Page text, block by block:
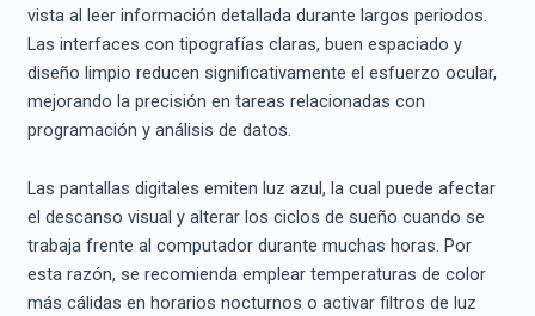
vista al leer información detallada durante largos periodos.
Las interfaces con tipografías claras, buen espaciado y
diseño limpio reducen significativamente el esfuerzo ocular,
mejorando la precisión en tareas relacionadas con
programación y análisis de datos.
Las pantallas digitales emiten luz azul, la cual puede afectar
el descanso visual y alterar los ciclos de sueño cuando se
trabaja frente al computador durante muchas horas. Por
esta razón, se recomienda emplear temperaturas de color
más cálidas en horarios nocturnos o activar filtros de luz